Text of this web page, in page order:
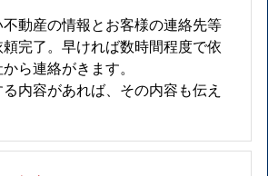
動産の情報とお客様の連絡先等
完了。早ければ数時間程度で依
ら連絡がきます。
内容があれば、その内容も伝え